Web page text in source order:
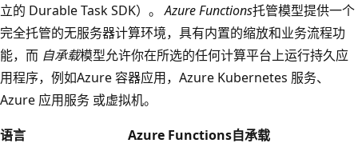
立的 Durable Task SDK）。Azure Functions托管模型提供一个
完全托管的无服务器计算环境，具有内置的缩放和业务流程功
能，而 自承载模型允许你在所选的任何计算平台上运行持久应
用程序，例如Azure 容器应用，Azure Kubernetes 服务、
Azure 应用服务 或虚拟机。
语言
Azure Functions自承载